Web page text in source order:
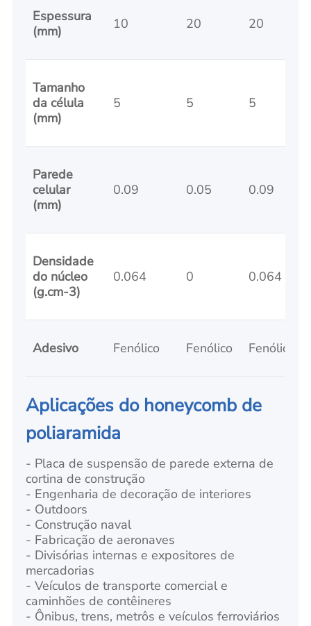
Espessura
(mm)
10 20 20
Tamanho
da célula
(mm)
5 5 5
Parede
celular
(mm)
0.09 0.05 0.09
Densidade
do núcleo
(g.cm-3)
0.064 0 0.064
Adesivo Fenólico Fenólico Fenólico
Aplicações do honeycomb de
poliaramida
- Placa de suspensão de parede externa de
cortina de construção
- Engenharia de decoração de interiores
- Outdoors
- Construção naval
- Fabricação de aeronaves
- Divisórias internas e expositores de
mercadorias
- Veículos de transporte comercial e
caminhões de contêineres
- Ônibus, trens, metrôs e veículos ferroviários